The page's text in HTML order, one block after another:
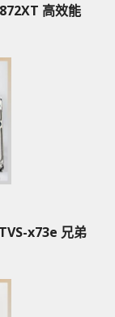
高效能
x73e 兄弟